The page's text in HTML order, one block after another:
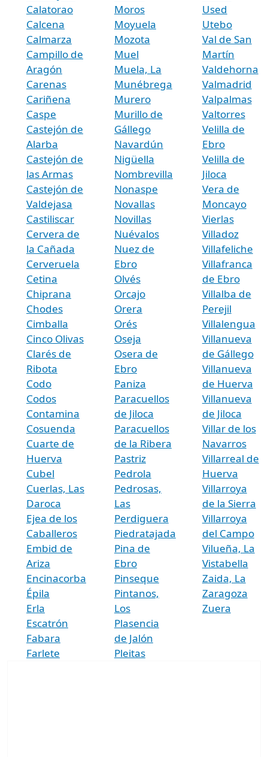
Calatorao
Calcena
Calmarza
Campillo de
Aragón
Carenas
Cariñena
Caspe
Castejón de
Alarba
Castejón de
las Armas
Castejón de
Valdejasa
Castiliscar
Cervera de
la Cañada
Cerveruela
Cetina
Chiprana
Chodes
Cimballa
Cinco Olivas
Clarés de
Ribota
Codo
Codos
Contamina
Cosuenda
Cuarte de
Huerva
Cubel
Cuerlas, Las
Daroca
Ejea de los
Caballeros
Embid de
Ariza
Encinacorba
Épila
Erla
Escatrón
Fabara
Farlete
Moros
Moyuela
Mozota
Muel
Muela, La
Munébrega
Murero
Murillo de
Gállego
Navardún
Nigüella
Nombrevilla
Nonaspe
Novallas
Novillas
Nuévalos
Nuez de
Ebro
Olvés
Orcajo
Orera
Orés
Oseja
Osera de
Ebro
Paniza
Paracuellos
de Jiloca
Paracuellos
de la Ribera
Pastriz
Pedrola
Pedrosas,
Las
Perdiguera
Piedratajada
Pina de
Ebro
Pinseque
Pintanos,
Los
Plasencia
de Jalón
Pleitas
Used
Utebo
Val de San
Martín
Valdehorna
Valmadrid
Valpalmas
Valtorres
Velilla de
Ebro
Velilla de
Jiloca
Vera de
Moncayo
Vierlas
Villadoz
Villafeliche
Villafranca
de Ebro
Villalba de
Perejil
Villalengua
Villanueva
de Gállego
Villanueva
de Huerva
Villanueva
de Jiloca
Villar de los
Navarros
Villarreal de
Huerva
Villarroya
de la Sierra
Villarroya
del Campo
Vilueña, La
Vistabella
Zaida, La
Zaragoza
Zuera